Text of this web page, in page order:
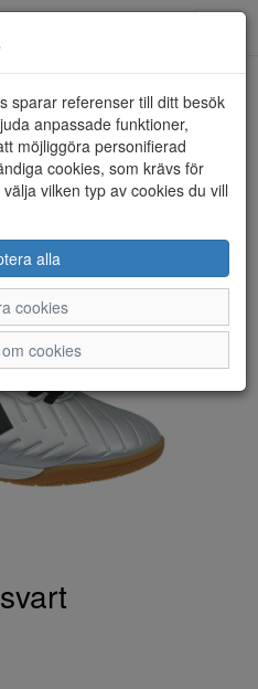
sparar referenser till ditt besök
anpassade funktioner,
möjliggöra personifierad
cookies, som krävs för
vilken typ av cookies du vill
alla
cookies
cookies